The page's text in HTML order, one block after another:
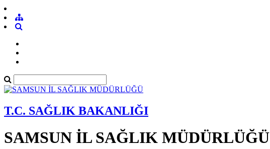
T.C. SAĞLIK BAKANLIĞI
SAMSUN İL SAĞLIK MÜDÜRLÜĞÜ